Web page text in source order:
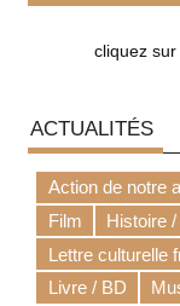
cliquez
ACTUALITÉS
Action de notre
Film
Histoire
Lettre culturelle
Livre / BD